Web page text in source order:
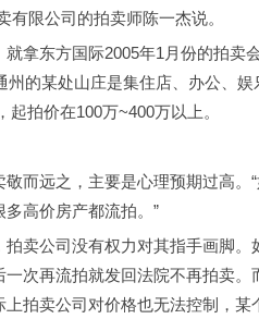
限公司的拍卖师陈一杰说。
拿东方国际2005年1月份的拍卖
的某处山庄是集住店、办公、
拍价在100万~400万以上。
而远之，主要是心理预期过高。
高价房产都流拍。”
卖公司没有权力对其指手画脚。
次再流拍就发回法院不再拍卖。
拍卖公司对价格也无法控制，某